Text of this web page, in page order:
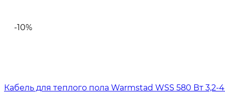
-10%
Кабель для теплого пола Warmstad WSS 580 Вт 3,2-